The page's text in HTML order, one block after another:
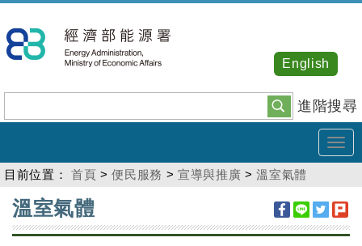
到
主
內
容
進階搜尋
English
目前位置： 首頁 >便民服務 >宣導與推廣 >溫室氣體
:::
溫室氣體